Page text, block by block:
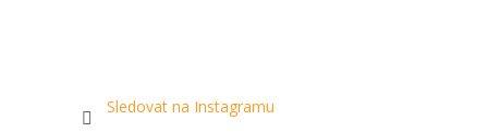
Sledovat na Instagramu